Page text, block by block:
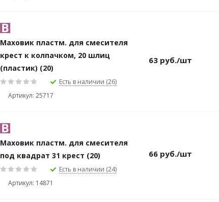
Маховик пластм. для смесителя
крест к колпачком, 20 шлиц
(пластик) (20)
Есть в наличии (26)
Артикул: 25717
63 руб./шт
Маховик пластм. для смесителя
под квадрат 31 крест (20)
Есть в наличии (24)
Артикул: 14871
66 руб./шт